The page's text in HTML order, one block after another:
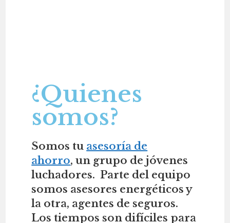
¿Quienes
somos?
Somos tu asesoría de
ahorro, un grupo de jóvenes
luchadores. Parte del equipo
somos asesores energéticos y
la otra, agentes de seguros.
Los tiempos son difíciles para